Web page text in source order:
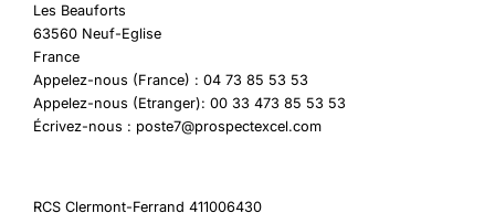
Les Beauforts
63560 Neuf-Eglise
France
Appelez-nous (France) : 04 73 85 53 53
Appelez-nous (Etranger): 00 33 473 85 53 53
Écrivez-nous : poste7@prospectexcel.com
RCS Clermont-Ferrand 411006430